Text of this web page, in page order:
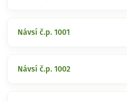
Návsí č.p. 1001
Návsí č.p. 1002